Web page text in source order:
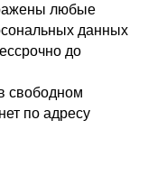
любые
данных
до
свободном
по адресу